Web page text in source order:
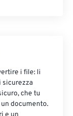
i file: li
sicurezza
che tu
documento.